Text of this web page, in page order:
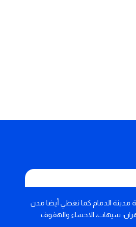
مدينة الدمام كما نغطي أيضا مدن
سيهات، الاحساء والهفوف